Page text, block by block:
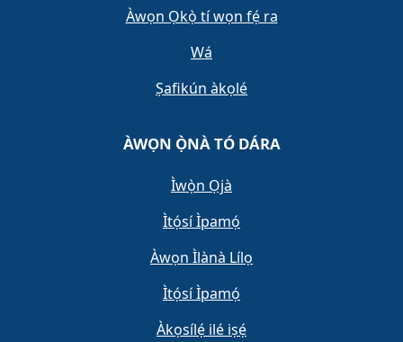
Àwọn Ọkọ̀ tí wọn fẹ́ ra
Wá
Ṣafikún àkọlé
ÀWỌN Ọ̀NÀ TÓ DÁRA
Ìwọ̀n Ọjà
Ìtọ́sí Ìpamọ́
Àwọn Ìlànà Lílọ
Ìtọ́sí Ìpamọ́
Àkọsílẹ́ ilé iṣẹ́